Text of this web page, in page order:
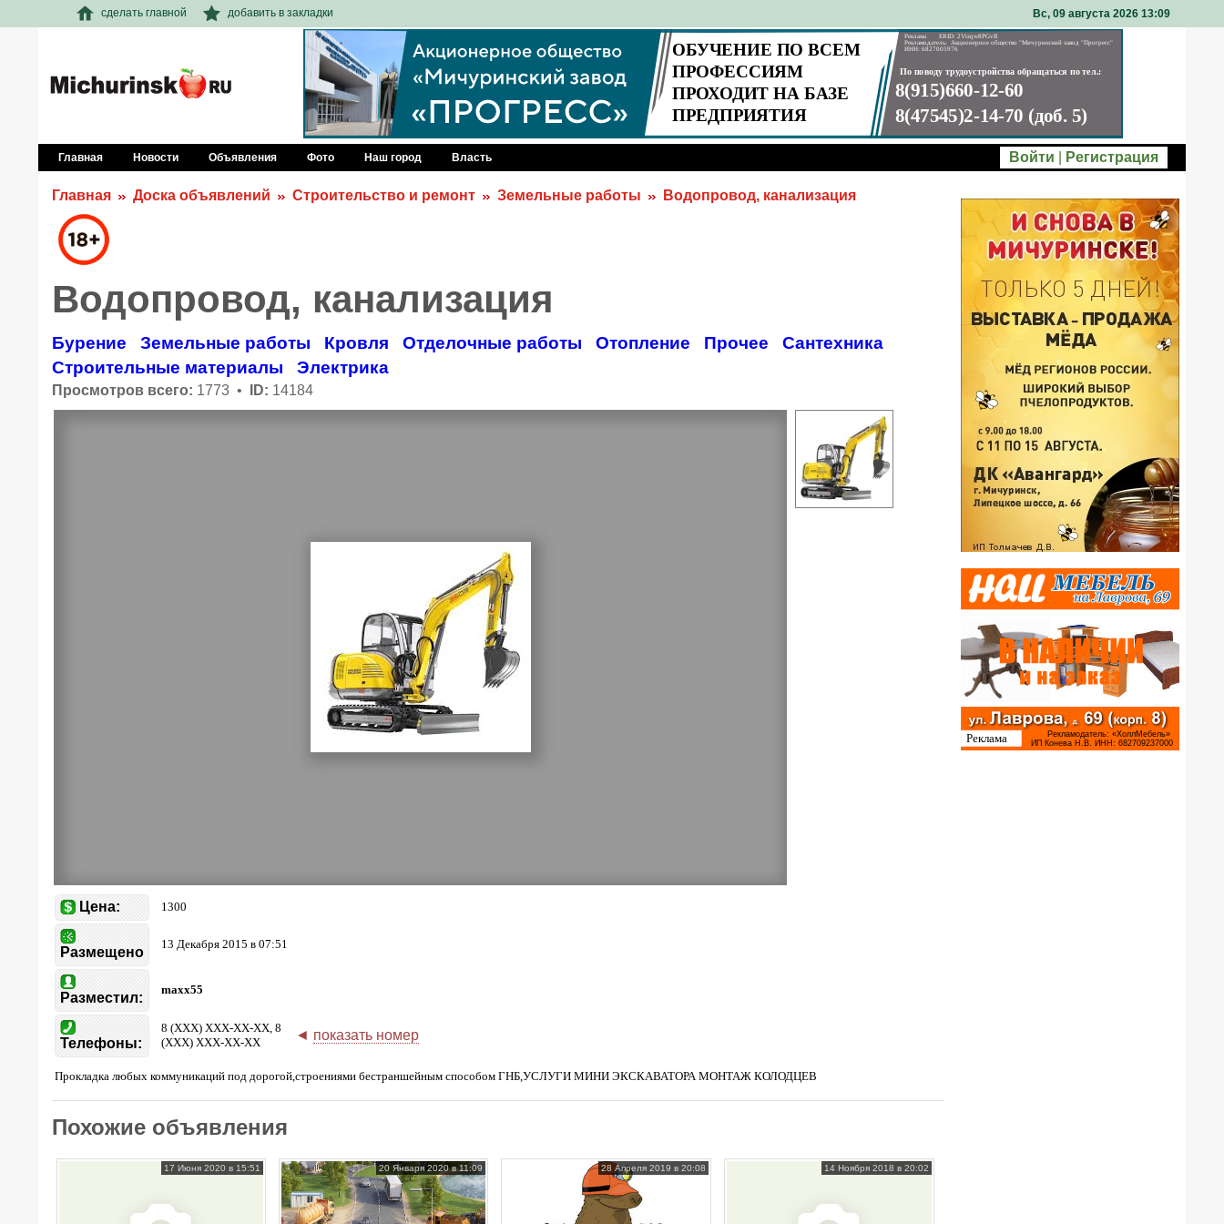
сделать главной добавить в закладки Вс, 09 августа 2026 13 09
Главная Новости Объявления Фото Наш город Власть Войти Регистрация
Главная Доска объявлений Строительство и ремонт Земельные работы Водопровод, канализация
Водопровод, канализация
Бурение Земельные работы Кровля Отделочные работы Отопление Прочее
Сантехника
Строительные материалы
Электрика
Просмотров всего: 1773 • ID: 14184
Цена: 1300
Размещено
13 Декабря 2015 в 07:51
Разместил:
maxx55
Телефоны:
8 (XXX) XXX-XX-XX, 8
(XXX) XXX-XX-XX
◄ показать номер
Прокладка любых коммуникаций под дорогой,строениями бестраншейным способом ГНБ,УСЛУГИ МИНИ ЭКСКАВАТОРА МОНТАЖ КОЛОДЦЕВ
Похожие объявления
17 Июня 2020 в 15:51 20 Января 2020 в 11:09 28 Апреля 2019 в 20:08 14 Ноября 2018 в 20:02